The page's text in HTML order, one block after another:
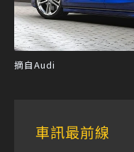
摘自Audi
車訊最前線